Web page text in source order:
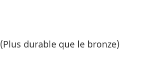
(Plus durable que le bronze)